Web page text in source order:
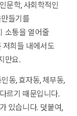
문학, 사회학적인
들기를
소통을 열어줄
저희들 내에서도
만요.
동, 효자동, 체부동,
르기 때문입니다.
있습니다. 덧붙여,